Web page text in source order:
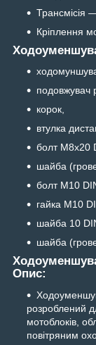
Трансмісія
Кріплення
подовжувач
корок,
втулка
болт М8х20
шайба
болт М10
гайка М10
шайба 10
шайба
Опис:
розроблений
мотоблоків,
повітряним